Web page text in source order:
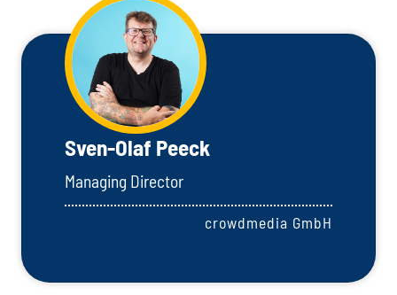
Sven-Olaf Peeck
Managing Director
crowdmedia GmbH